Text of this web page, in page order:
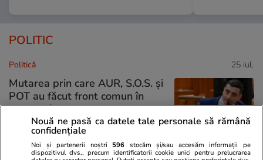
POLITIC
Politică 25 iul.
Mutarea prin care AUR, S.O.S. și
POT au făcut front comun în
opoziție împotriva legii care
permite Armatei să doboare
dronele neautorizate. CCR a
tranșat definitiv disputa
Nouă ne pasă ca datele tale personale să rămână
confidențiale
Noi și partenerii noștri 596 stocăm și/sau accesăm informații pe
dispozitivul dvs., precum identificatorii cookie unici pentru prelucrarea